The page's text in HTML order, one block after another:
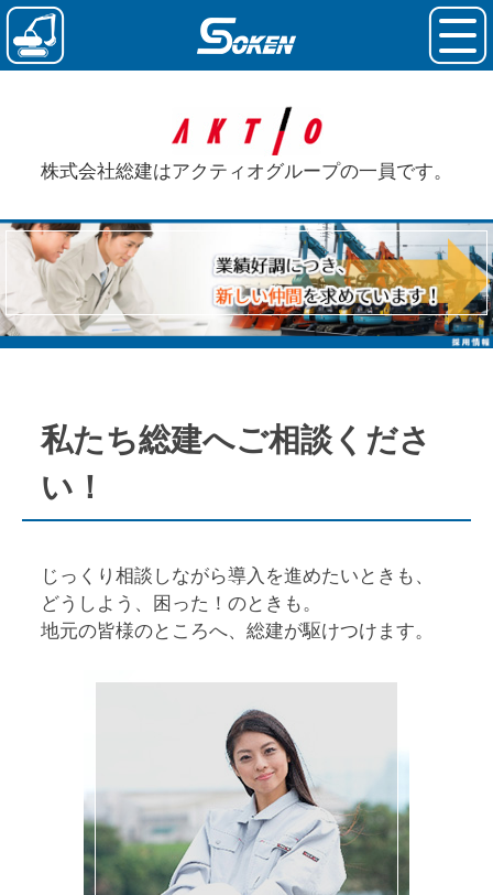
株式会社総建はアクティオグループの一員です。
私たち総建へご相談くださ
い！
じっくり相談しながら導入を進めたいときも、
どうしよう、困った！のときも。
地元の皆様のところへ、総建が駆けつけます。